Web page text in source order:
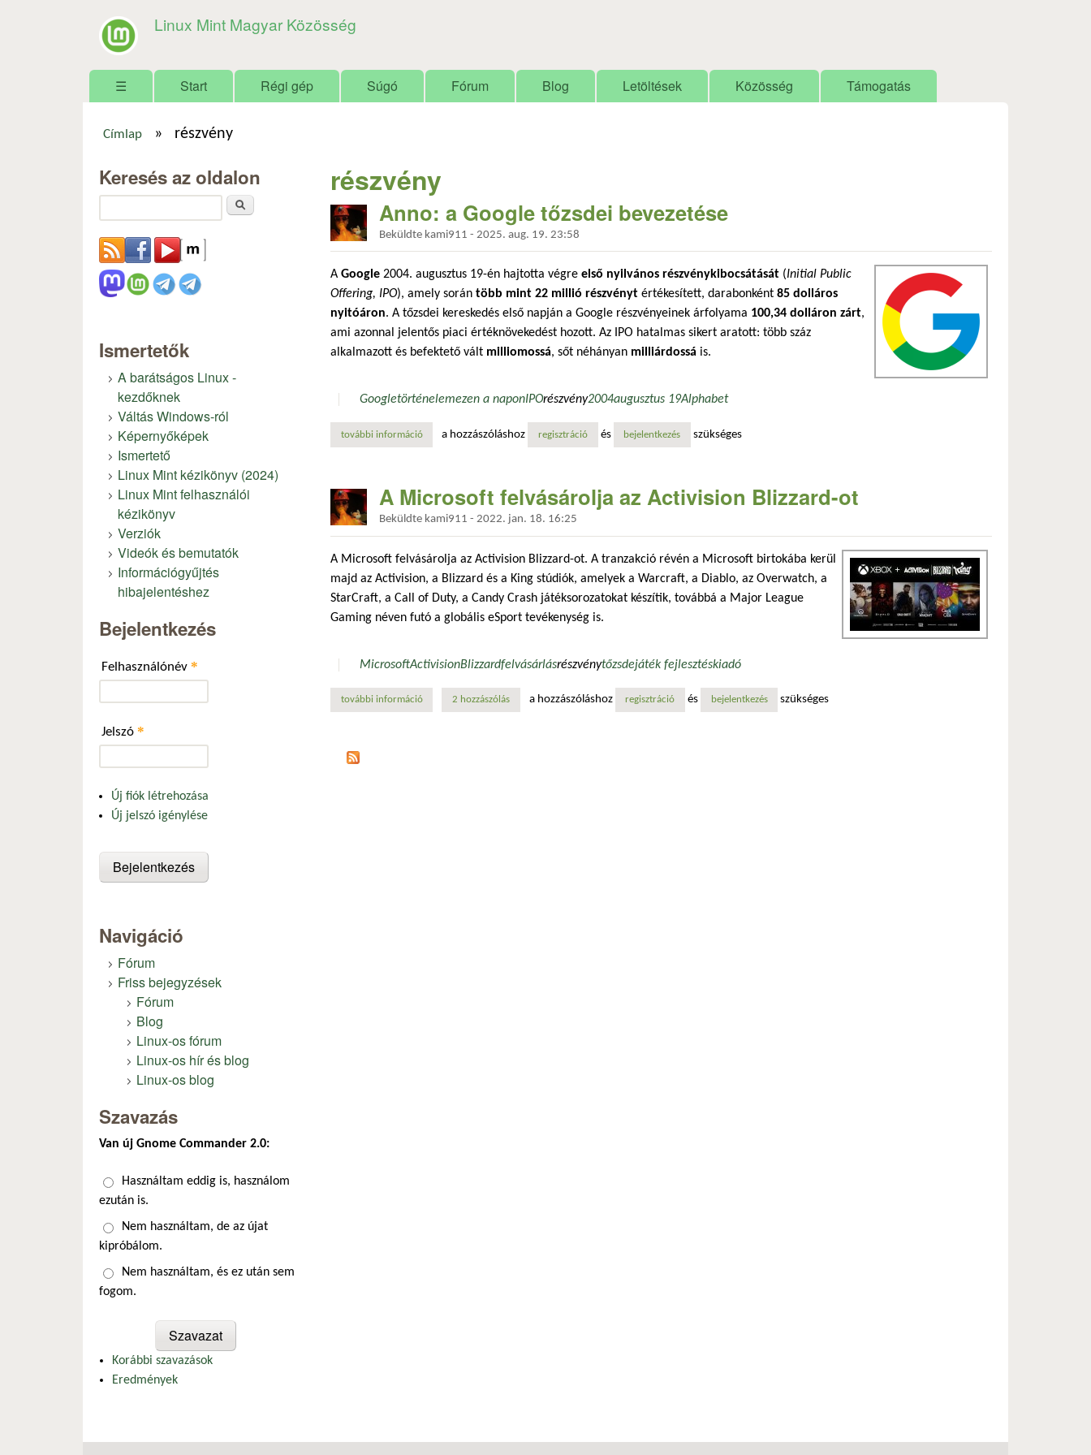
Linux Mint Magyar Közösség
Főmenü
☰ Start Régi gép Súgó Fórum Blog Letöltések Közösség Támogatás
Címlap » részvény
részvény
Anno: a Google tőzsdei bevezetése
Beküldte kami911 - 2025. aug. 19. 23:58
A Google 2004. augusztus 19-én hajtotta végre első nyilvános részvénykibocsátását (Initial Public
Offering, IPO), amely során több mint 22 millió részvényt értékesített, darabonként 85 dolláros
nyitóáron. A tőzsdei kereskedés első napján a Google részvényeinek árfolyama 100,34 dolláron zárt,
ami azonnal jelentős piaci értéknövekedést hozott. Az IPO hatalmas sikert aratott: több száz
alkalmazott és befektető vált milliomossá, sőt néhányan milliárdossá is.
Googletörténelemezen a naponIPOrészvény2004augusztus 19Alphabet
további információanno: a google tőzsdei bevezetése tartalommal kapcsolatosan
a hozzászóláshoz regisztráció és bejelentkezés szükséges
A Microsoft felvásárolja az Activision Blizzard-ot
Beküldte kami911 - 2022. jan. 18. 16:25
A Microsoft felvásárolja az Activision Blizzard-ot. A tranzakció révén a Microsoft birtokába kerül
majd az Activision, a Blizzard és a King stúdiók, amelyek a Warcraft, a Diablo, az Overwatch, a
StarCraft, a Call of Duty, a Candy Crash játéksorozatokat készítik, továbbá a Major League
Gaming néven futó a globális eSport tevékenység is.
MicrosoftActivisionBlizzardfelvásárlásrészvénytőzsdejáték fejlesztéskiadó
további információa microsoft felvásárolja az activision blizzard-ot tartalommal kapcsolatosan
2 hozzászólás a hozzászóláshoz regisztráció és bejelentkezés szükséges
Keresés az oldalon
Ismertetők
A barátságos Linux -
kezdőknek
Váltás Windows-ról
Képernyőképek
Ismertető
Linux Mint kézikönyv (2024)
Linux Mint felhasználói
kézikönyv
Verziók
Videók és bemutatók
Információgyűjtés
hibajelentéshez
Bejelentkezés
Felhasználónév *
Jelszó *
Új fiók létrehozása
Új jelszó igénylése
Navigáció
Fórum
Friss bejegyzések
Fórum
Blog
Linux-os fórum
Linux-os hír és blog
Linux-os blog
Szavazás
Van új Gnome Commander 2.0:
Választások
Használtam eddig is, használom
ezután is.
Nem használtam, de az újat
kipróbálom.
Nem használtam, és ez után sem
fogom.
Korábbi szavazások
Eredmények